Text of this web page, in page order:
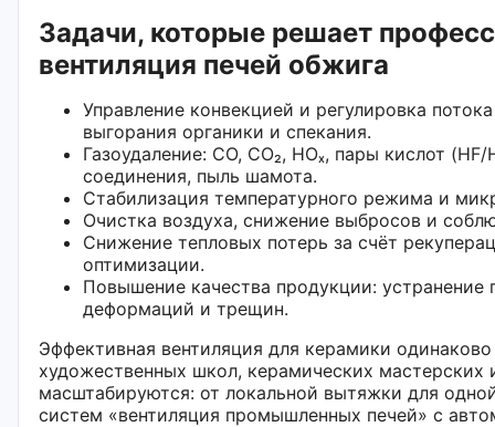
Задачи, которые решает
вентиляция печей обжига
Управление конвекцией и регулировка
выгорания органики и спекания.
Газоудаление: СО, СО₂, НОₓ, пары кислот (HF/
соединения, пыль шамота.
Стабилизация температурного режима и
Очистка воздуха, снижение выбросов и
Снижение тепловых потерь за счёт
оптимизации.
Повышение качества продукции: устранение
деформаций и трещин.
Эффективная вентиляция для керамики
художественных школ, керамических мастерских
масштабируются: от локальной вытяжки для
систем «вентиляция промышленных печей» с